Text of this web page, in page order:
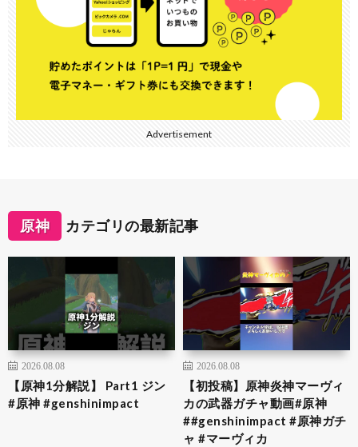
Advertisement
原神 カテゴリの最新記事
2026.08.08
【原神1分解説】 Part1 ジン
#原神 #genshinimpact
2026.08.08
【初投稿】原神炎神マーヴィ
カの武器ガチャ動画#原神
##genshinimpact #原神ガチ
ャ #マーヴィカ